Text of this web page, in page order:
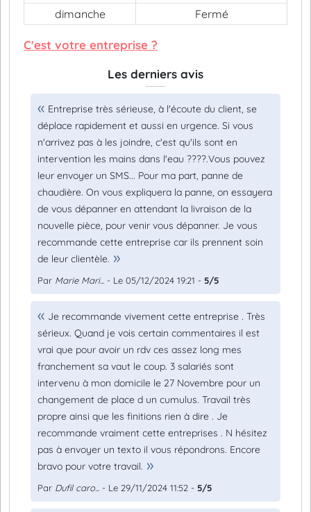
dimanche
Fermé
C'est votre entreprise ?
Les derniers avis
Entreprise très sérieuse, à l'écoute du client, se
déplace rapidement et aussi en urgence. Si vous
n'arrivez pas à les joindre, c'est qu'ils sont en
intervention les mains dans l'eau ????.Vous pouvez
leur envoyer un SMS... Pour ma part, panne de
chaudière. On vous expliquera la panne, on essayera
de vous dépanner en attendant la livraison de la
nouvelle pièce, pour venir vous dépanner. Je vous
recommande cette entreprise car ils prennent soin
de leur clientèle.
Par Marie Mari... - Le 05/12/2024 19:21 - 5/5
Je recommande vivement cette entreprise . Très
sérieux. Quand je vois certain commentaires il est
vrai que pour avoir un rdv ces assez long mes
franchement sa vaut le coup. 3 salariés sont
intervenu à mon domicile le 27 Novembre pour un
changement de place d un cumulus. Travail très
propre ainsi que les finitions rien à dire . Je
recommande vraiment cette entreprises . N hésitez
pas à envoyer un texto il vous répondrons. Encore
bravo pour votre travail.
Par Dufil caro... - Le 29/11/2024 11:52 - 5/5